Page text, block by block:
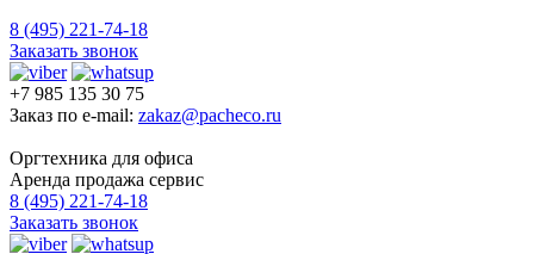
8 (495) 221-74-18
Заказать звонок
+7 985 135 30 75
Заказ по e-mail: zakaz@pacheco.ru
Оргтехника для офиса
Аренда продажа сервис
8 (495) 221-74-18
Заказать звонок